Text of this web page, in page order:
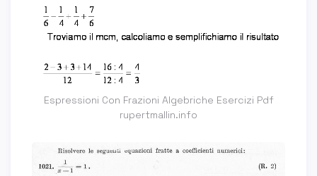
Espressioni Con Frazioni Algebriche Esercizi Pdf
rupertmallin.info